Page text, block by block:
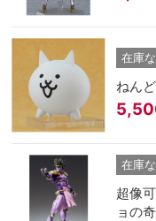
在庫
ねん
在庫
超像
ョの